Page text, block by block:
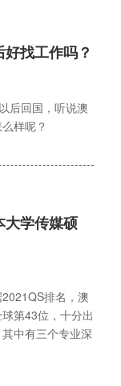
找工作吗？
后回国，听说澳
样呢？
学传媒硕
排名，澳
第43位，十分出
中有三个专业深